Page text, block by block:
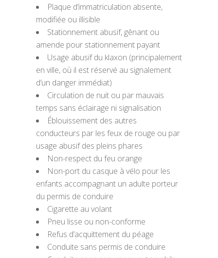
Plaque d’immatriculation absente,
modifiée ou illisible
Stationnement abusif, gênant ou
amende pour stationnement payant
Usage abusif du klaxon (principalement
en ville, où il est réservé au signalement
d’un danger immédiat)
Circulation de nuit ou par mauvais
temps sans éclairage ni signalisation
Éblouissement des autres
conducteurs par les feux de rouge ou par
usage abusif des pleins phares
Non-respect du feu orange
Non-port du casque à vélo pour les
enfants accompagnant un adulte porteur
du permis de conduire
Cigarette au volant
Pneu lisse ou non-conforme
Refus d’acquittement du péage
Conduite sans permis de conduire